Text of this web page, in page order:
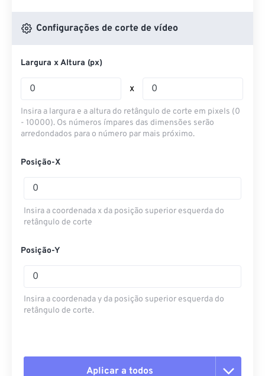
Configurações de corte de vídeo
Largura x Altura (px)
x
Insira a largura e a altura do retângulo de corte em pixels (0
- 10000). Os números ímpares das dimensões serão
arredondados para o número par mais próximo.
Posição-X
Insira a coordenada x da posição superior esquerda do
retângulo de corte
Posição-Y
Insira a coordenada y da posição superior esquerda do
retângulo de corte.
Aplicar a todos